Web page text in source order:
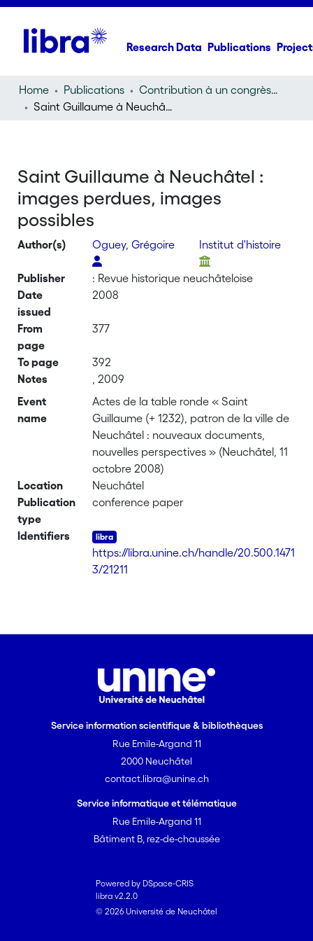
Research Data Publications
Home Publications
Contribution à un congrès (conference paper)
Saint Guillaume à Neuchâtel : images perdues, images possibles
Saint Guillaume à Neuchâtel :
images perdues, images
possibles
Author(s) Oguey, Grégoire Institut d'histoire
Publisher
: Revue historique neuchâteloise
Date
issued
2008
From
page
377
To page
392
Notes
, 2009
Event
name
Actes de la table ronde « Saint
Guillaume (+ 1232), patron de la ville de
Neuchâtel : nouveaux documents,
nouvelles perspectives » (Neuchâtel, 11
octobre 2008)
Location
Neuchâtel
Publication
type
conference paper
Identifiers
https://libra.unine.ch/handle/20.500.1471
3/21211
Service information scientifique & bibliothèques
Rue Emile-Argand 11
2000 Neuchâtel
contact.libra@unine.ch
Service informatique et télématique
Rue Emile-Argand 11
Bâtiment B, rez-de-chaussée
Powered by DSpace-CRIS
libra v2.2.0
© 2026 Université de Neuchâtel